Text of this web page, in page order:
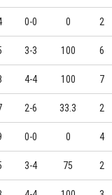
0-0 0 2
3-3 100 6
4-4 100 7
2-6 33.3 2
0-0 0 4
3-4 75 2